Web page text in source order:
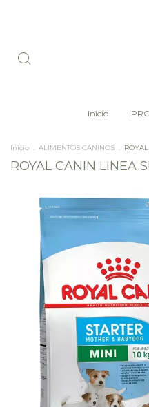
ENVÍO
Inicio
Inicio . ALIMENTOS CANINOS .
ROYAL CANIN LINEA